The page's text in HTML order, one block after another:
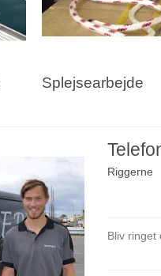
Splejsearbejde
Riggerne
Bliv ringet